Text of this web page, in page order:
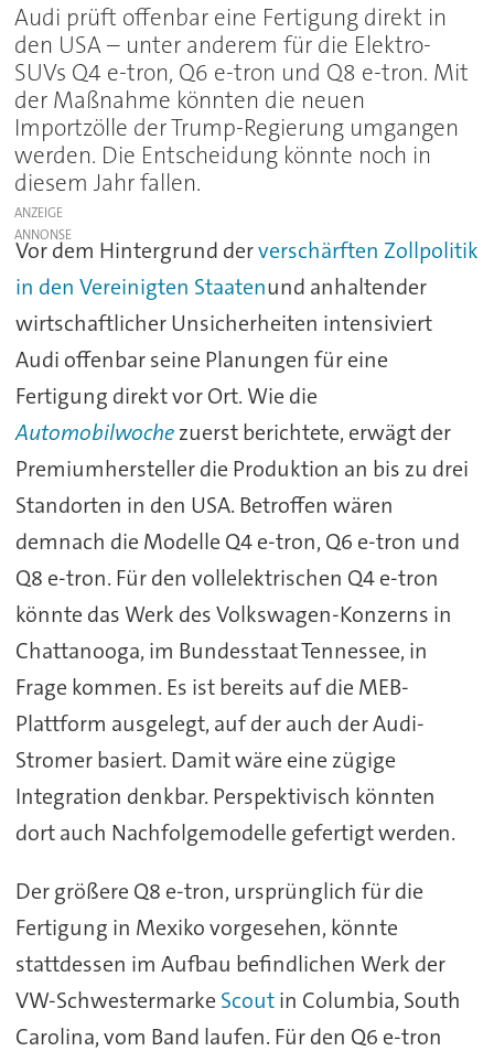
Audi prüft offenbar eine Fertigung direkt in
den USA – unter anderem für die Elektro-
SUVs Q4 e-tron, Q6 e-tron und Q8 e-tron. Mit
der Maßnahme könnten die neuen
Importzölle der Trump-Regierung umgangen
werden. Die Entscheidung könnte noch in
diesem Jahr fallen.
ANZEIGE
Vordem Hintergrund derverschärften Zollpolitik
in den Vereinigten Staatenund anhaltender
wirtschaftlicherUnsicherheiten intensiviert
Audi offenbarseine Planungen füreine
Fertigung direktvorOrt.Wie die
Automobilwochezuerstberichtete, erwägtder
Premiumherstellerdie Produktion an bis zu drei
Standorten in den USA. Betroffen wären
demnach die Modelle Q4e-tron, Q6 e-tron und
Q8 e-tron. Fürden vollelektrischen Q4e-tron
könnte dasWerk desVolkswagen-Konzerns in
Chattanooga, im BundesstaatTennessee, in
Frage kommen. Es istbereits aufdie MEB-
Plattform ausgelegt, aufderauch derAudi-
Stromerbasiert. Damitwäre eine zügige
Integration denkbar. Perspektivisch könnten
dortauch Nachfolgemodelle gefertigtwerden.
Dergrößere Q8 e-tron, ursprünglich fürdie
Fertigung in Mexikovorgesehen, könnte
stattdessen im Aufbau befindlichen Werk der
VW-Schwestermarke Scoutin Columbia, South
Carolina,vom Band laufen. Fürden Q6 e-tron